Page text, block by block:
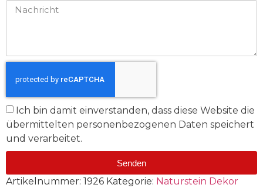
Ich bin damit einverstanden, dass diese Website die
übermittelten personenbezogenen Daten speichert
und verarbeitet.
Senden
Artikelnummer: 1926 Kategorie: Naturstein Dekor